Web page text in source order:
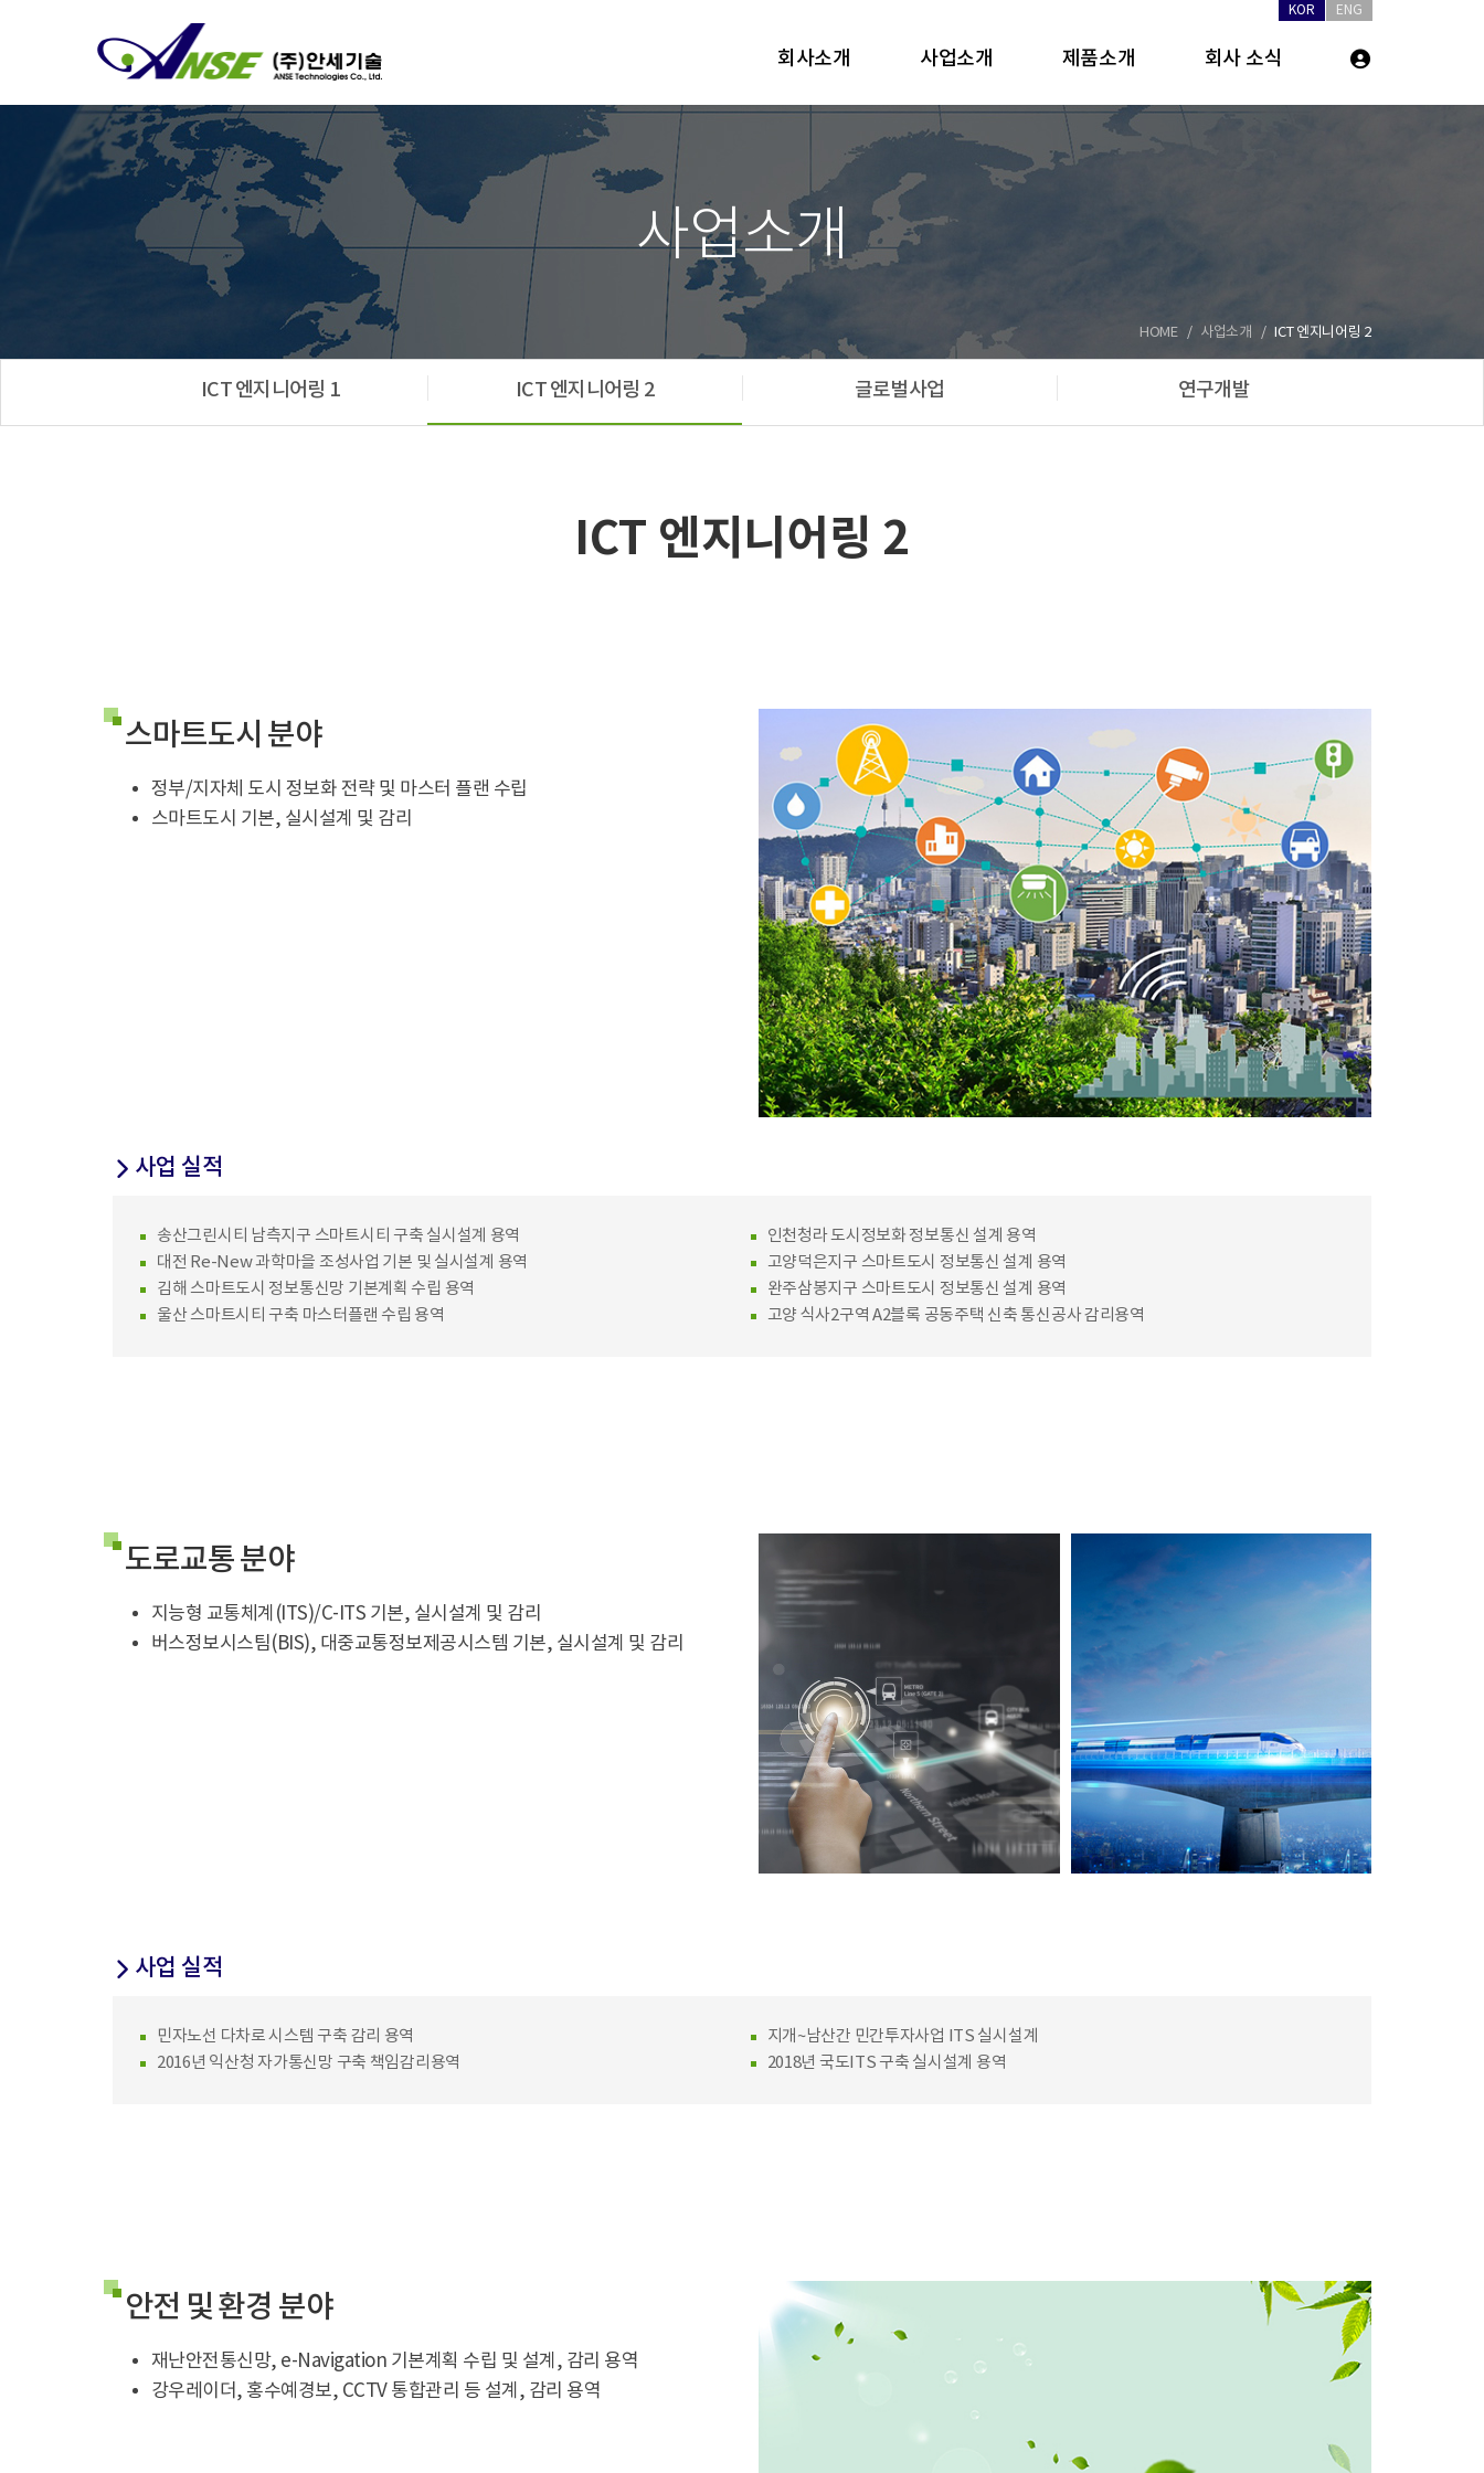
KOR ENG
회사소개 사업소개 제품소개 회사 소식
사업소개
HOME 사업소개 ICT 엔지니어링 2
ICT 엔지니어링 1 ICT 엔지니어링 2 글로벌사업 연구개발
ICT 엔지니어링 2
스마트도시 분야
정부/지자체 도시 정보화 전략 및 마스터 플랜 수립
스마트도시 기본, 실시설계 및 감리
사업 실적
송산그린시티 남측지구 스마트시티 구축 실시설계 용역
대전 Re-New 과학마을 조성사업 기본 및 실시설계 용역
김해 스마트도시 정보통신망 기본계획 수립 용역
울산 스마트시티 구축 마스터플랜 수립 용역
인천청라 도시정보화 정보통신 설계 용역
고양덕은지구 스마트도시 정보통신 설계 용역
완주삼봉지구 스마트도시 정보통신 설계 용역
고양 식사2구역 A2블록 공동주택 신축 통신공사 감리용역
도로교통 분야
지능형 교통체계(ITS)/C-ITS 기본, 실시설계 및 감리
버스정보시스팀(BIS), 대중교통정보제공시스템 기본, 실시설계 및 감리
사업 실적
민자노선 다차로 시스템 구축 감리 용역
2016년 익산청 자가통신망 구축 책임감리용역
지개~남산간 민간투자사업 ITS 실시설계
2018년 국도ITS 구축 실시설계 용역
안전 및 환경 분야
재난안전통신망, e-Navigation 기본계획 수립 및 설계, 감리 용역
강우레이더, 홍수예경보, CCTV 통합관리 등 설계, 감리 용역